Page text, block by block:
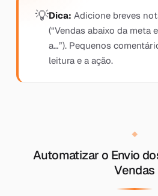
Dica: Adicione breves
(“Vendas abaixo da meta
a…”). Pequenos
leitura e a ação.
Automatizar o Envio
Vendas